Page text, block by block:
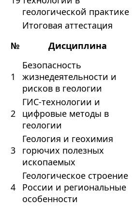
геологической практике
Итоговая аттестация
№
Дисциплина
1
Безопасность
жизнедеятельности и
рисков в геологии
2
ГИС-технологии и
цифровые методы в
геологии
3
Геология и геохимия
горючих полезных
ископаемых
4
Геологическое строение
России и региональные
особенности